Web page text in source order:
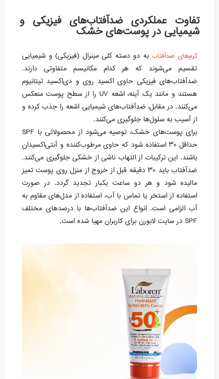
تفاوت عملکردی ضدآفتاب‌های فیزیکی و
شیمیایی در پوست‌های خشک
کرم‌های ضدآفتاببه دو دسته کلی مینرال (فیزیکی) و شیمیایی
تقسیم می‌شوند که هر کدام مکانیسم متفاوتی دارند.
ضدآفتاب‌های فیزیکی حاوی اکسید روی و دی‌اکسید تیتانیوم
هستند و مانند یک آینه، اشعه UV را از سطح پوست منعکس
می‌کنند. در مقابل، ضدآفتاب‌های شیمیایی اشعه را جذب کرده و
از آسیب به سلول‌ها جلوگیری می‌کنند.
برای پوست‌های خشک، توصیه می‌شود از محصولاتی با SPF
حداقل ۳۰ استفاده شود که حاوی مرطوب‌کننده و آنتی‌اکسیدان
باشند. این ترکیبات از التهاب ناشی از خشکی جلوگیری می‌کنند.
ضدآفتاب باید ۳۰ دقیقه قبل از خروج از منزل روی پوست تمیز
مالیده شود و هر دو ساعت یکبار تجدید گردد. در صورت
استفاده از استخر یا تماس با آب، استفاده از مدل‌های مقاوم به
آب الزامی است. انواع این ضدآفتاب‌ها با درصدهای مختلف
SPF در سایت لابورن برای کاربران مهیا شده است.